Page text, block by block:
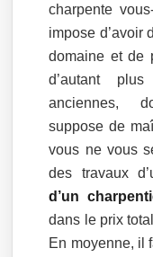
charpente
impose d’avoir
domaine et de
d’autant
anciennes,
suppose de
vous ne vous
des travaux
d’un
dans le prix
En moyenne, il